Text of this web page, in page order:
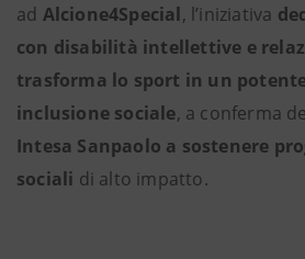
ad Alcione4Special, l’iniziativa
con disabilità intellettive e
trasforma lo sport in un
inclusione sociale, a conferma
Intesa Sanpaolo a sostenere
sociali di alto impatto.